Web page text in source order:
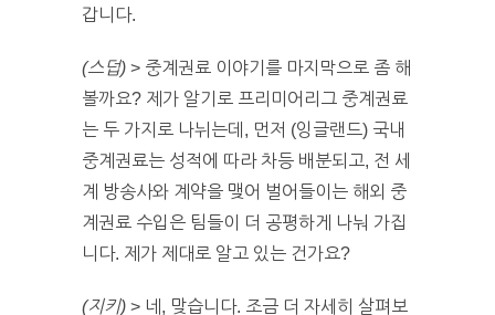
갑니다.
(스덥) > 중계권료 이야기를 마지막으로 좀 해
볼까요? 제가 알기로 프리미어리그 중계권료
는 두 가지로 나뉘는데, 먼저 (잉글랜드) 국내
중계권료는 성적에 따라 차등 배분되고, 전 세
계 방송사와 계약을 맺어 벌어들이는 해외 중
계권료 수입은 팀들이 더 공평하게 나눠 가집
니다. 제가 제대로 알고 있는 건가요?
(지키) > 네, 맞습니다. 조금 더 자세히 살펴보